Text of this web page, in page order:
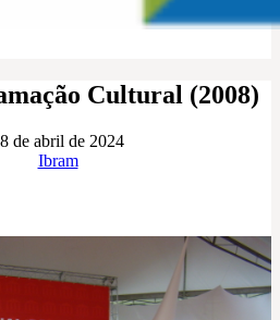
Cultural (2008)
de abril de 2024
Ibram